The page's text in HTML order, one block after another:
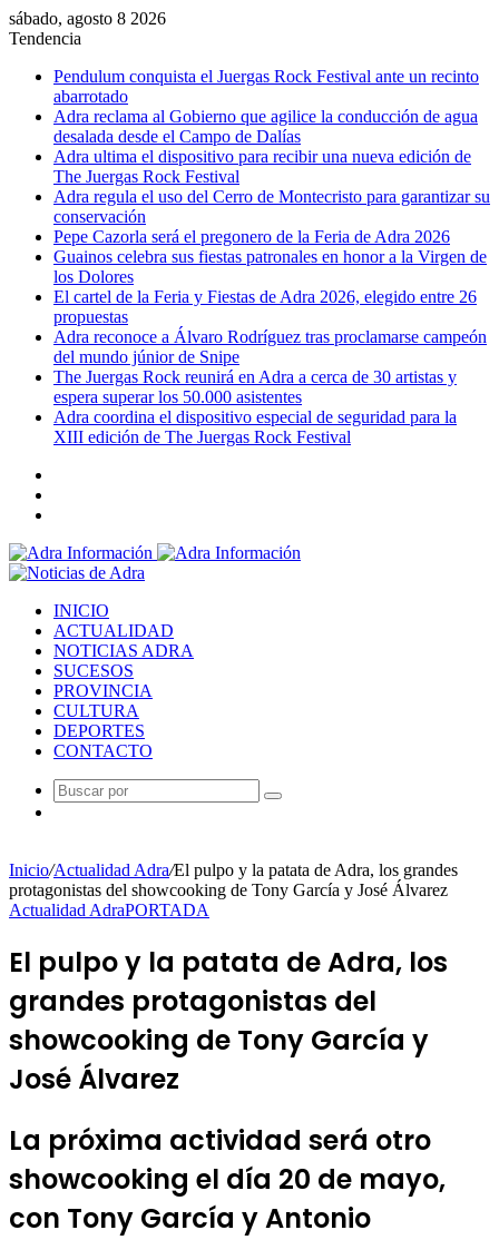
sábado, agosto 8 2026
Tendencia
Pendulum conquista el Juergas Rock Festival ante un recinto
abarrotado
Adra reclama al Gobierno que agilice la conducción de agua
desalada desde el Campo de Dalías
Adra ultima el dispositivo para recibir una nueva edición de
The Juergas Rock Festival
Adra regula el uso del Cerro de Montecristo para garantizar su
conservación
Pepe Cazorla será el pregonero de la Feria de Adra 2026
Guainos celebra sus fiestas patronales en honor a la Virgen de
los Dolores
El cartel de la Feria y Fiestas de Adra 2026, elegido entre 26
propuestas
Adra reconoce a Álvaro Rodríguez tras proclamarse campeón
del mundo júnior de Snipe
The Juergas Rock reunirá en Adra a cerca de 30 artistas y
espera superar los 50.000 asistentes
Adra coordina el dispositivo especial de seguridad para la
XIII edición de The Juergas Rock Festival
Menú
INICIO
ACTUALIDAD
NOTICIAS ADRA
SUCESOS
PROVINCIA
CULTURA
DEPORTES
CONTACTO
Buscar
Inicio/Actualidad Adra/El pulpo y la patata de Adra, los grandes
protagonistas del showcooking de Tony García y José Álvarez
Actualidad AdraPORTADA
El pulpo y la patata de Adra, los
grandes protagonistas del
showcooking de Tony García y
José Álvarez
La próxima actividad será otro
showcooking el día 20 de mayo,
con Tony García y Antonio